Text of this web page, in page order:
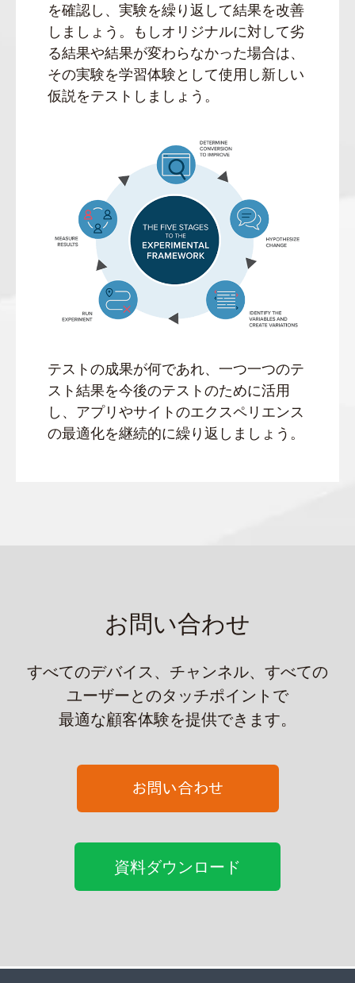
を確認し、実験を繰り返して結果を改善
しましょう。もしオリジナルに対して劣
る結果や結果が変わらなかった場合は、
その実験を学習体験として使用し新しい
仮説をテストしましょう。
テストの成果が何であれ、一つ一つのテ
スト結果を今後のテストのために活用
し、アプリやサイトのエクスペリエンス
の最適化を継続的に繰り返しましょう。
お問い合わせ
すべてのデバイス、チャンネル、すべての
ユーザーとのタッチポイントで
最適な顧客体験を提供できます。
資料ダウンロード